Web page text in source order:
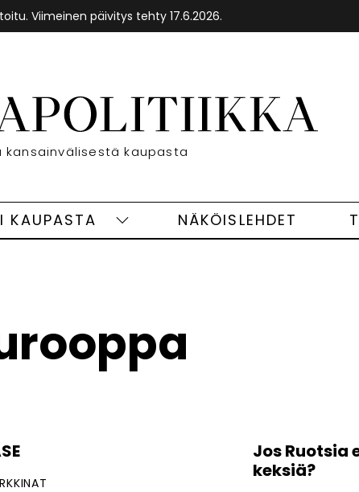
Viimeinen päivitys tehty 17.6.2026.
Etusivu
kansainvälisestä kaupasta
KAUPASTA
VapaastiNÄKÖISLEHDET
Jos Ruotsia
keksiä?